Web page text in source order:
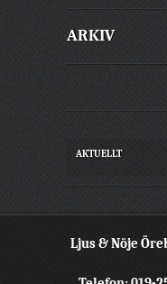
ARKIV
AKTUELLT
Ljus & Nöje